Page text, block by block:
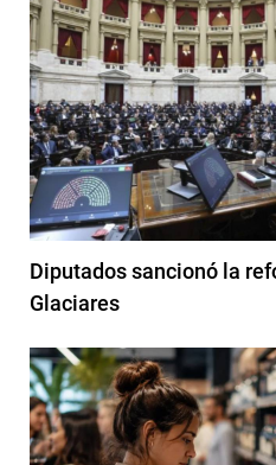
Diputados sancionó la
Glaciares